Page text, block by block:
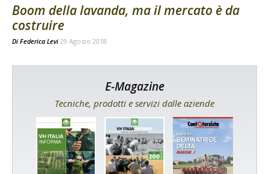
Boom della lavanda, ma il mercato è da
costruire
Di Federica Levi 29 Agosto 2018
E-Magazine
Tecniche, prodotti e servizi dalle aziende